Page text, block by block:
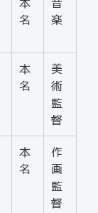
名
楽
本
名
美
術
監
督
本
名
作
画
監
督